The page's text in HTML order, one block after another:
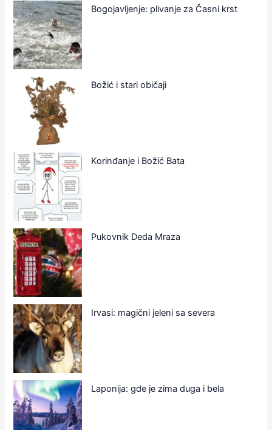
Bogojavljenje: plivanje za Časni krst
Božić i stari običaji
Korinđanje i Božić Bata
Pukovnik Deda Mraza
Irvasi: magični jeleni sa severa
Laponija: gde je zima duga i bela